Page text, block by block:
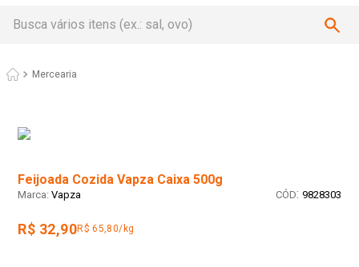
Mercearia
Feijoada Cozida Vapza Caixa 500g
Vapza : 9828303
R$ 32,90R$ 65,80/kg